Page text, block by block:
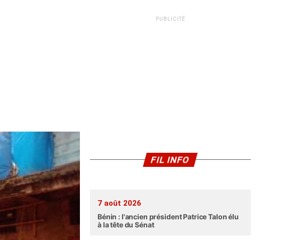
PUBLICITÉ
FIL INFO
7 août 2026
Bénin : l'ancien président Patrice Talon élu
à la tête du Sénat